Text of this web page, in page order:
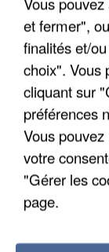
Taille maximum : 500
Votre CV
audios.
et fermer",
finalités et/
choix". Vous
cliquant sur
préférences
Vous
votre
"Gérer les
page.